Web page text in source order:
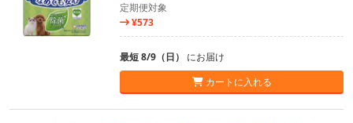
定期便対象
¥573
最短 8/9（日） にお届け
カートに入れる